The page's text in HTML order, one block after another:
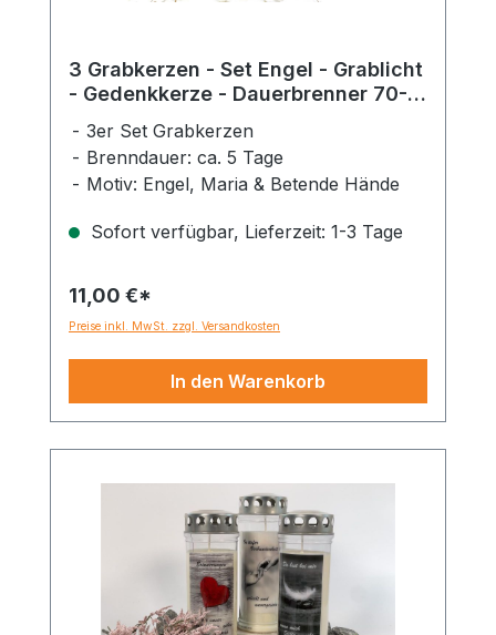
3 Grabkerzen - Set Engel - Grablicht
- Gedenkkerze - Dauerbrenner 70-
3er Set Grabkerzen
Brenndauer: ca. 5 Tage
Motiv: Engel, Maria & Betende Hände
Sofort verfügbar, Lieferzeit: 1-3 Tage
11,00 €*
Preise inkl. MwSt. zzgl. Versandkosten
In den Warenkorb